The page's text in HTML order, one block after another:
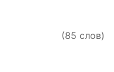
(85 слов)